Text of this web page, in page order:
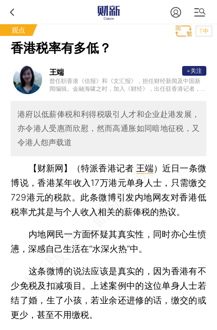
观点 T中
香港税率有多低？
王端
曾任职香港《信报》和《文汇报》，担任财经新闻及中国新
闻编辑。金融海啸之时，加入《财经》，出任驻香港记者，
+关注
港府以低薪俸税和利得税吸引人才和企业赴港发展，
亦令港人受惠而欣慰，然而高通胀如同暗地征税，又
令港人怨声载道
【财新网】（特派香港记者 王端）近日一条微
博说，香港某年收入17万港元单身人士，只需缴交
729港元的税款。此条微博引发内地网友对香港低
税率尤其是与个人收入相关的薪俸税的热议。
内地网民一方面怀疑其真实性，同时亦心生愤
懑，深感自己生活在“水深火热”中。
这条微博的说法应该是真实的，因为香港有不
少免税及扣减项目。上述案例中的这位单身人士若
结了婚，生了小孩，若业余还进修的话，缴交的或
更少，甚至不用缴税。